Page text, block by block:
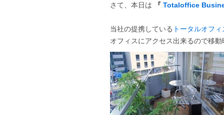
さて、本日は 『 Totaloffice
当社の提携している トータルオフ
オフィスにアクセス出来るので移